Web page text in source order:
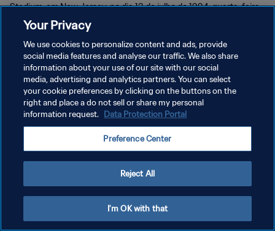
Stadium, em New Jersey, no dia 13 de julho de 1994, quarta-feira.
POLÍTICA DE PRIVACIDADE
TERMOS DE SERVIÇO
ADMINISTRAR AS PREFERÊNCIAS DE COOKIES
Your Privacy
We use cookies to personalize content and ads, provide
social media features and analyse our traffic. We also share
information about your use of our site with our social
media, advertising and analytics partners. You can select
your cookie preferences by clicking on the buttons on the
right and place a do not sell or share my personal
information request. Data Protection Portal
Preference Center
Reject All
I'm OK with that